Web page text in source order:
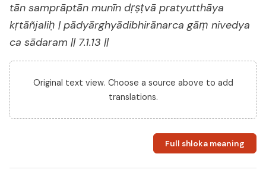
tān samprāptān munīn dṛṣṭvā pratyutthāya
kṛtāñjaliḥ | pādyārghyādibhirānarca gāṃ nivedya
ca sādaram || 7.1.13 ||
Original text view. Choose a source above to add
translations.
Full shloka meaning